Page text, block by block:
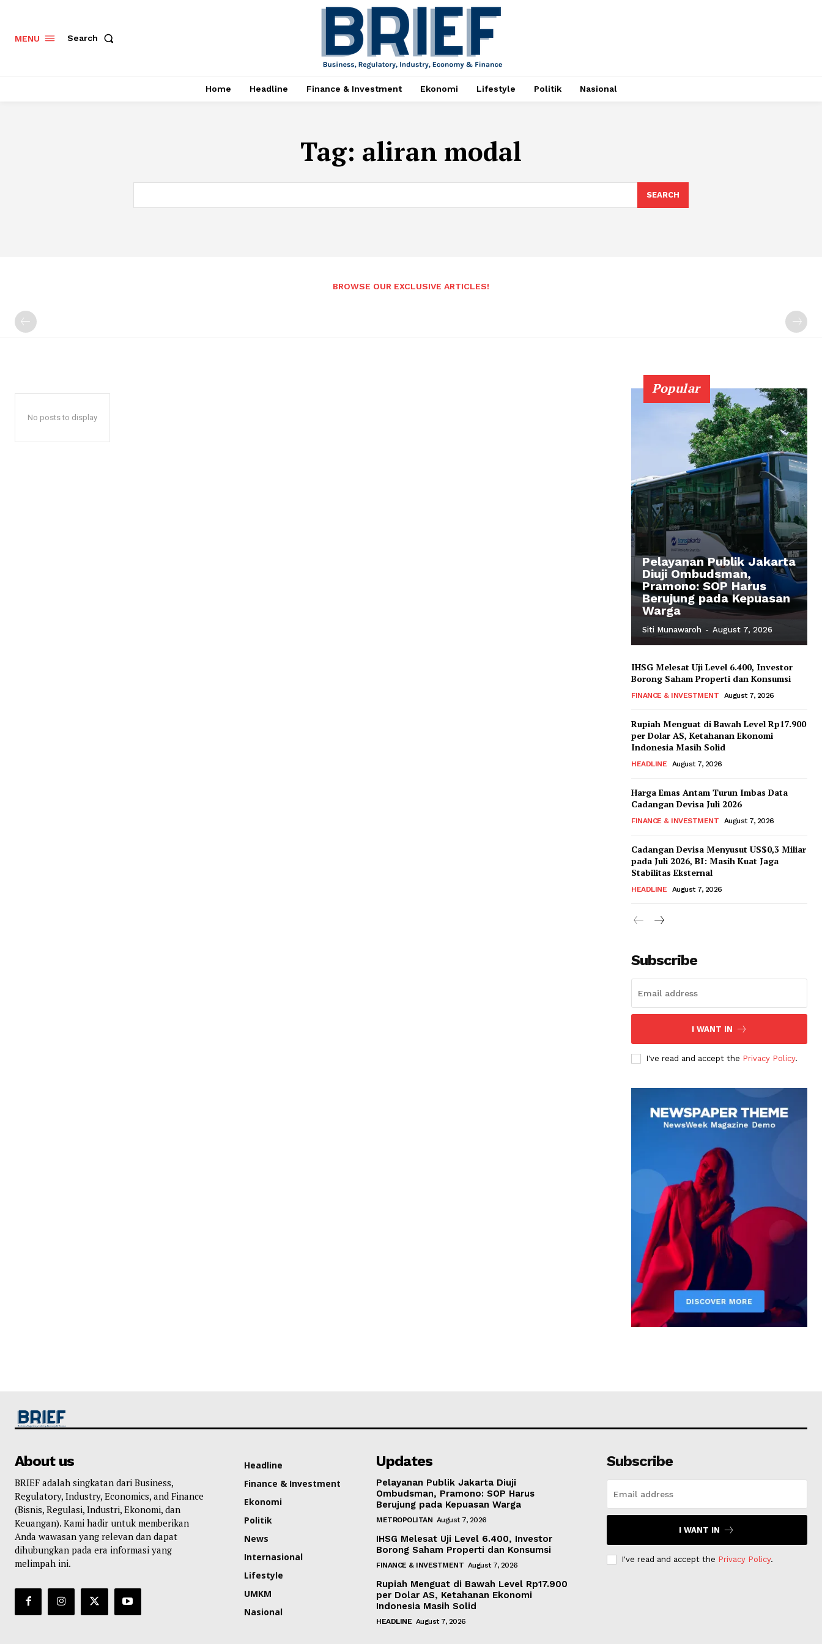
MENU Search
Home Headline Finance & Investment Ekonomi Lifestyle Politik Nasional
Tag: aliran modal
SEARCH
BROWSE OUR EXCLUSIVE ARTICLES!
No posts to display
Popular
Pelayanan Publik Jakarta
Diuji Ombudsman,
Pramono: SOP Harus
Berujung pada Kepuasan
Warga
Siti Munawaroh - August 7, 2026
IHSG Melesat Uji Level 6.400, Investor
Borong Saham Properti dan Konsumsi
FINANCE & INVESTMENT August 7, 2026
Rupiah Menguat di Bawah Level Rp17.900
per Dolar AS, Ketahanan Ekonomi
Indonesia Masih Solid
HEADLINE August 7, 2026
Harga Emas Antam Turun Imbas Data
Cadangan Devisa Juli 2026
FINANCE & INVESTMENT August 7, 2026
Cadangan Devisa Menyusut US$0,3 Miliar
pada Juli 2026, BI: Masih Kuat Jaga
Stabilitas Eksternal
HEADLINE August 7, 2026
Subscribe
I WANT IN
I've read and accept the Privacy Policy.
About us
BRIEF adalah singkatan dari Business,
Regulatory, Industry, Economics, and Finance
(Bisnis, Regulasi, Industri, Ekonomi, dan
Keuangan). Kami hadir untuk memberikan
Anda wawasan yang relevan dan dapat
dihubungkan pada era informasi yang
melimpah ini.
Headline
Finance & Investment
Ekonomi
Politik
News
Internasional
Lifestyle
UMKM
Nasional
Updates
Pelayanan Publik Jakarta Diuji
Ombudsman, Pramono: SOP Harus
Berujung pada Kepuasan Warga
METROPOLITAN August 7, 2026
IHSG Melesat Uji Level 6.400, Investor
Borong Saham Properti dan Konsumsi
FINANCE & INVESTMENT August 7, 2026
Rupiah Menguat di Bawah Level Rp17.900
per Dolar AS, Ketahanan Ekonomi
Indonesia Masih Solid
HEADLINE August 7, 2026
Subscribe
I WANT IN
I've read and accept the Privacy Policy.